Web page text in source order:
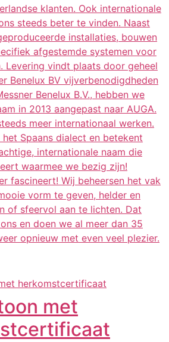
klanten. Ook internationale
steeds beter te vinden. Naast
installaties, bouwen
afgestemde systemen voor
Levering vindt plaats door geheel
Benelux BV vijverbenodigdheden
Benelux B.V., hebben we
in 2013 aangepast naar AUGA.
meer internationaal werken.
Spaans dialect en betekent
internationale naam die
waarmee we bezig zijn!
fascineert! Wij beheersen het vak
vorm te geven, helder en
of sfeervol aan te lichten. Dat
en doen we al meer dan 35
opnieuw met even veel plezier.
met